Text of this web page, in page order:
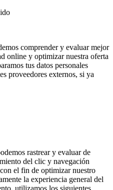
comprender y evaluar mejor
online y optimizar nuestra oferta
tus datos personales
proveedores externos, si ya
rastrear y evaluar de
del clic y navegación
el fin de optimizar nuestro
la experiencia general del
utilizamos los siguientes